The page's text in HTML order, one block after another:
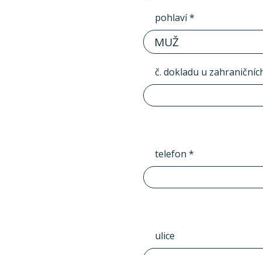
pohlaví *
MUŽ
č. dokladu u
telefon *
ulice